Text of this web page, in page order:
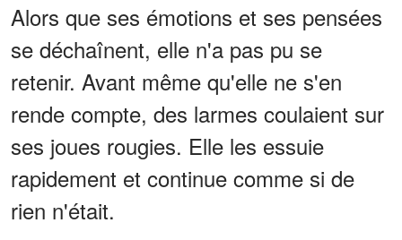
Alors que ses émotions et ses pensées
se déchaînent, elle n'a pas pu se
retenir. Avant même qu'elle ne s'en
rende compte, des larmes coulaient sur
ses joues rougies. Elle les essuie
rapidement et continue comme si de
rien n'était.